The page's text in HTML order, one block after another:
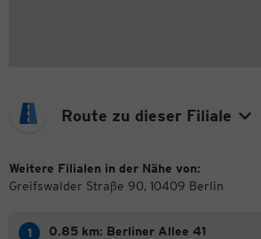
Route zu dieser Filiale
Weitere Filialen in der Nähe von:
Greifswalder Straße 90, 10409 Berlin
0.85 km: Berliner Allee 41